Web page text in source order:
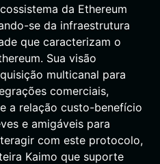
da Ethereum
se da infraestrutura
que caracterizam o
Sua visão
multicanal para
comerciais,
a relação custo-benefício
e amigáveis para
com este protocolo,
Kaimo que suporte